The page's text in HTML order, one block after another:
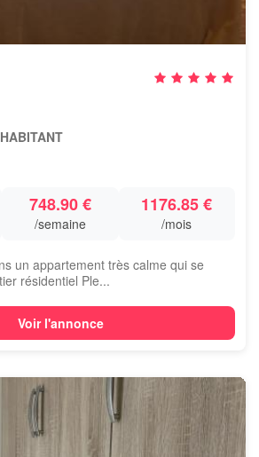
748.90 €
/semaine
1176.85 €
/mois
un appartement très calme qui se
résidentiel Ple...
Voir l'annonce